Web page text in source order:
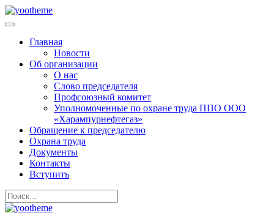
Главная
Новости
Об организации
О нас
Слово председателя
Профсоюзный комитет
Уполномоченные по охране труда ППО ООО
«Харампурнефтегаз»
Обращение к председателю
Охрана труда
Документы
Контакты
Вступить